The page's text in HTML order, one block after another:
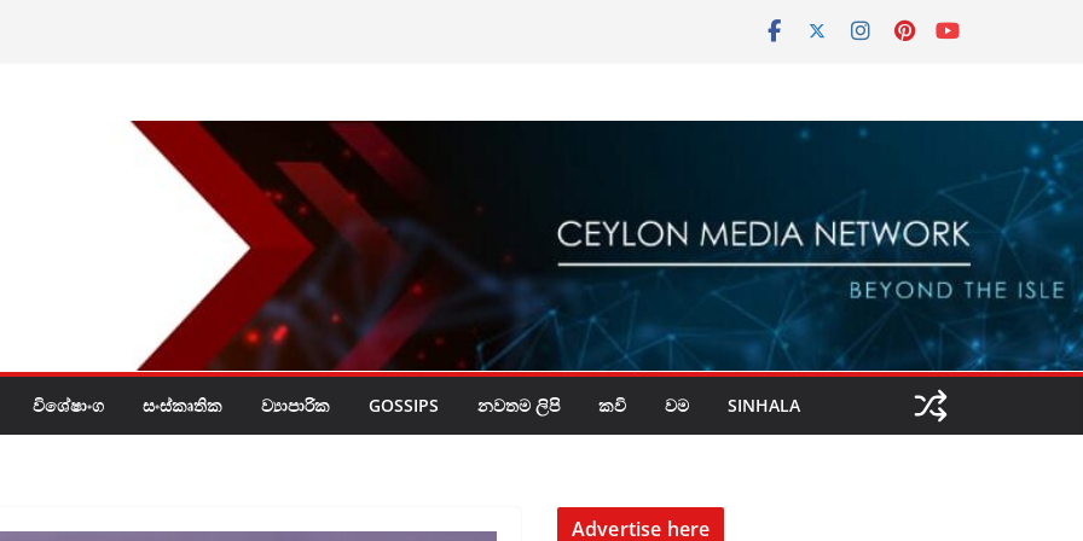
විශේෂාංග සංස්කෘතික ව්‍යාපාරික GOSSIPS නවතම ලිපි කවි වම SINHALA
Advertise here